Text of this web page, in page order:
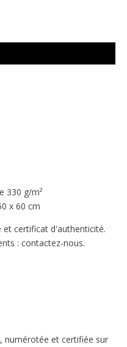
330 g/m²
x 60 cm
certificat d'authenticité.
: contactez-nous.
numérotée et certifiée sur